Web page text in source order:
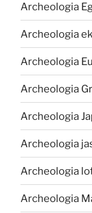
Archeologia
Archeologia
Archeologia
Archeologia
Archeologia
Archeologia
Archeologia
Archeologia